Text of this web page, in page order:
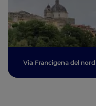
Via Francigena del nord